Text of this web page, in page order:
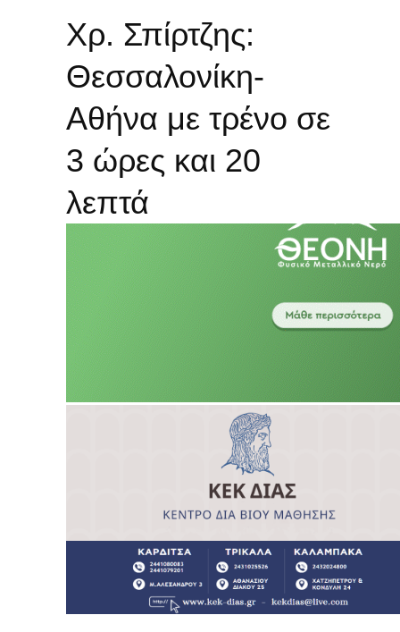
Χρ. Σπίρτζης:
Θεσσαλονίκη-
Αθήνα με τρένο σε
3 ώρες και 20
λεπτά